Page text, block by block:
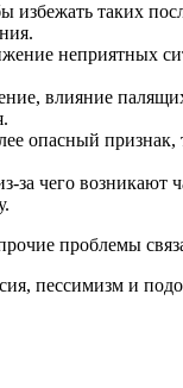
избежать таких
неприятных
влияние
опасный
чего
проблемы
пессимизм и